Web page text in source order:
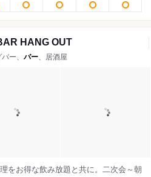
HANG OUT
ー、 バー、居酒屋
をお得な飲み放題と共に。二次会～朝